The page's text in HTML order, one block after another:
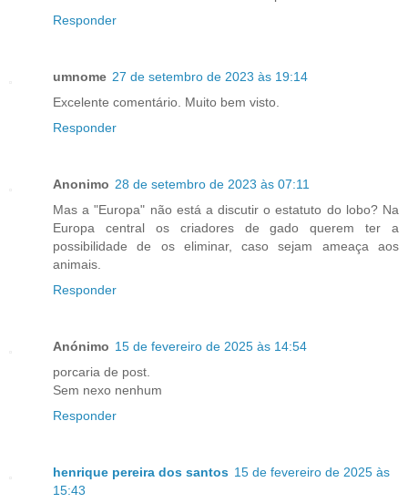
Responder
umnome 27 de setembro de 2023 às 19:14
Excelente comentário. Muito bem visto.
Responder
Anonimo 28 de setembro de 2023 às 07:11
Mas a "Europa" não está a discutir o estatuto do lobo? Na
Europa central os criadores de gado querem ter a
possibilidade de os eliminar, caso sejam ameaça aos
animais.
Responder
Anónimo 15 de fevereiro de 2025 às 14:54
porcaria de post.
Sem nexo nenhum
Responder
henrique pereira dos santos 15 de fevereiro de 2025 às
15:43